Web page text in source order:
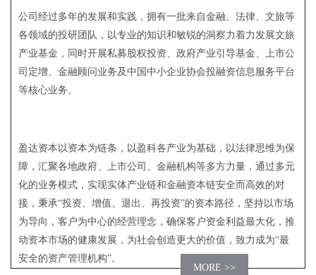
公司经过多年的发展和实践，拥有一批来自金融、法律、文旅等
各领域的投研团队，以专业的知识和敏锐的洞察力着力发展文旅
产业基金，同时开展私募股权投资、政府产业引导基金、上市公
司定增、金融顾问业务及中国中小企业协会投融资信息服务平台
等核心业务。
盈达资本以资本为链条，以盈科各产业为基础，以法律思维为保
障，汇聚各地政府、上市公司、金融机构等多方力量，通过多元
化的业务模式，实现实体产业链和金融资本链安全而高效的对
接，秉承“投资、增值、退出、再投资”的资本路径，坚持以市场
为导向，客户为中心的经营理念，确保客户资金利益最大化，推
动资本市场的健康发展，为社会创造更大的价值，致力成为“最
安全的资产管理机构”。
MORE >>